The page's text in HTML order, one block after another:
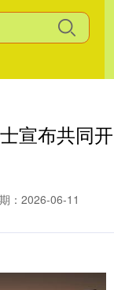
宣布共同开
：2026-06-11